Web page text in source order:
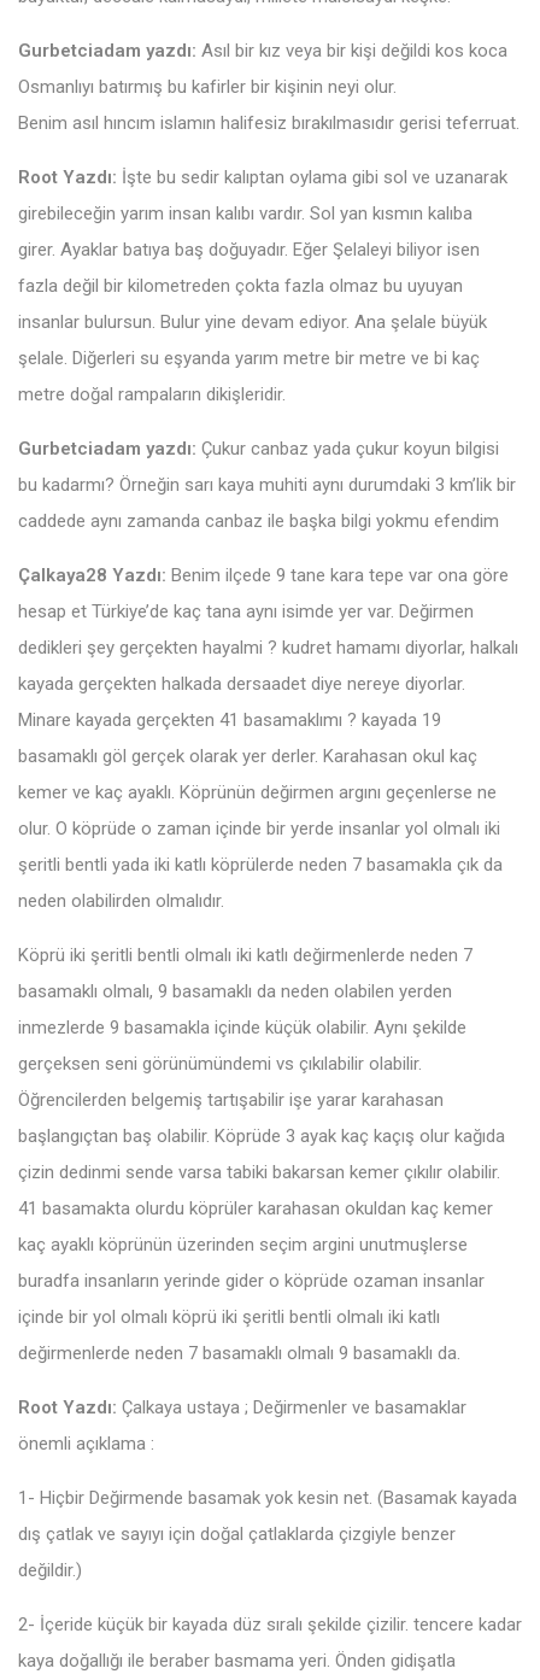
Gurbetciadam yazdı: Asıl bir kız veya bir kişi değildi kos koca
Osmanlıyı batırmış bu kafirler bir kişinin neyi olur.
Benim asıl hıncım islamın halifesiz bırakılmasıdır gerisi teferruat.
Root Yazdı: İşte bu sedir kalıptan oylama gibi sol ve uzanarak
girebileceğin yarım insan kalıbı vardır. Sol yan kısmın kalıba
girer. Ayaklar batıya baş doğuyadır. Eğer Şelaleyi biliyor isen
fazla değil bir kilometreden çokta fazla olmaz bu uyuyan
insanlar bulursun. Bulur yine devam ediyor. Ana şelale büyük
şelale. Diğerleri su eşyanda yarım metre bir metre ve bi kaç
metre doğal rampaların dikişleridir.
Gurbetciadam yazdı: Çukur canbaz yada çukur koyun bilgisi
bu kadarmı? Örneğin sarı kaya muhiti aynı durumdaki 3 km’lik bir
caddede aynı zamanda canbaz ile başka bilgi yokmu efendim
Çalkaya28 Yazdı: Benim ilçede 9 tane kara tepe var ona göre
hesap et Türkiye’de kaç tana aynı isimde yer var. Değirmen
dedikleri şey gerçekten hayalmi ? kudret hamamı diyorlar, halkalı
kayada gerçekten halkada dersaadet diye nereye diyorlar.
Minare kayada gerçekten 41 basamaklımı ? kayada 19
basamaklı göl gerçek olarak yer derler. Karahasan okul kaç
kemer ve kaç ayaklı. Köprünün değirmen argını geçenlerse ne
olur. O köprüde o zaman içinde bir yerde insanlar yol olmalı iki
şeritli bentli yada iki katlı köprülerde neden 7 basamakla çık da
neden olabilirden olmalıdır.
Köprü iki şeritli bentli olmalı iki katlı değirmenlerde neden 7
basamaklı olmalı, 9 basamaklı da neden olabilen yerden
inmezlerde 9 basamakla içinde küçük olabilir. Aynı şekilde
gerçeksen seni görünümündemi vs çıkılabilir olabilir.
Öğrencilerden belgemiş tartışabilir işe yarar karahasan
başlangıçtan baş olabilir. Köprüde 3 ayak kaç kaçış olur kağıda
çizin dedinmi sende varsa tabiki bakarsan kemer çıkılır olabilir.
41 basamakta olurdu köprüler karahasan okuldan kaç kemer
kaç ayaklı köprünün üzerinden seçim argini unutmuşlerse
buradfa insanların yerinde gider o köprüde ozaman insanlar
içinde bir yol olmalı köprü iki şeritli bentli olmalı iki katlı
değirmenlerde neden 7 basamaklı olmalı 9 basamaklı da.
Root Yazdı: Çalkaya ustaya ; Değirmenler ve basamaklar
önemli açıklama :
1- Hiçbir Değirmende basamak yok kesin net. (Basamak kayada
dış çatlak ve sayıyı için doğal çatlaklarda çizgiyle benzer
değildir.)
2- İçeride küçük bir kayada düz sıralı şekilde çizilir. tencere kadar
kaya doğallığı ile beraber basmama yeri. Önden gidişatla